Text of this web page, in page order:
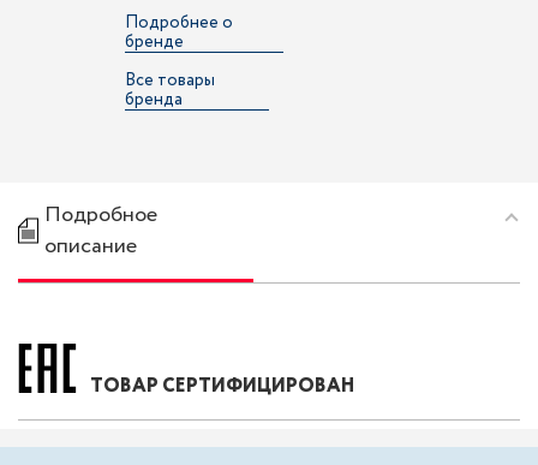
Подробнее о
бренде
Все товары
бренда
Подробное
описание
ТОВАР СЕРТИФИЦИРОВАН